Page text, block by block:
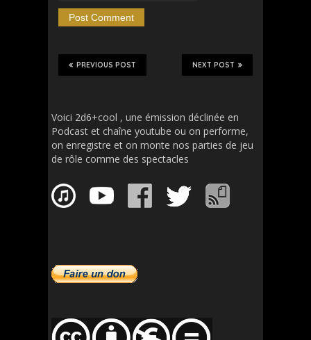
NEXT POST
PREVIOUS POST
Voici 2d6+cool , une émission déclinée en
Podcast et chaîne youtube ou on performe,
on enregistre et on monte nos parties de jeu
de rôle comme des spectacles